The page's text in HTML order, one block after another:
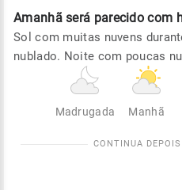
Amanhã será parecido com
Sol com muitas nuvens
nublado. Noite com poucas
Madrugada Manhã